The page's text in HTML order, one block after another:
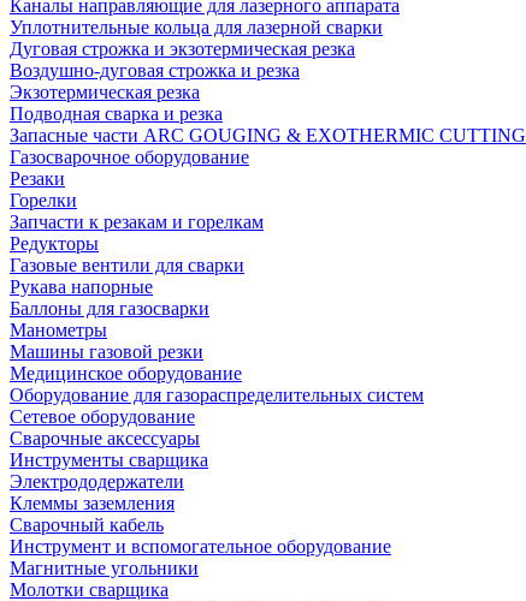
Каналы направляющие для лазерного аппарата
Уплотнительные кольца для лазерной сварки
Дуговая строжка и экзотермическая резка
Воздушно-дуговая строжка и резка
Экзотермическая резка
Подводная сварка и резка
Запасные части ARC GOUGING & EXOTHERMIC CUTTING
Газосварочное оборудование
Резаки
Горелки
Запчасти к резакам и горелкам
Редукторы
Газовые вентили для сварки
Рукава напорные
Баллоны для газосварки
Манометры
Машины газовой резки
Медицинское оборудование
Оборудование для газораспределительных систем
Сетевое оборудование
Сварочные аксессуары
Инструменты сварщика
Электрододержатели
Клеммы заземления
Сварочный кабель
Инструмент и вспомогательное оборудование
Магнитные угольники
Молотки сварщика